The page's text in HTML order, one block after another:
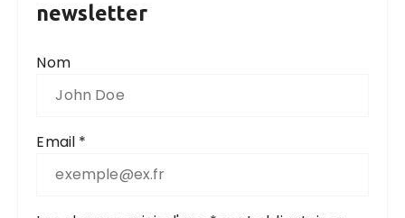
newsletter
Nom
Email *